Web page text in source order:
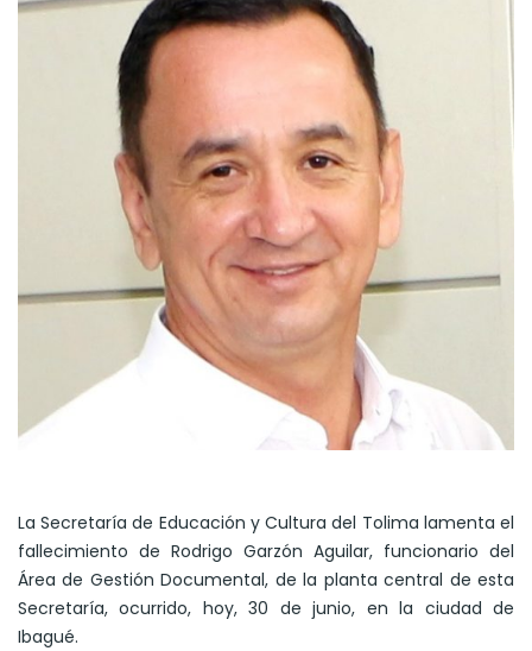
La Secretaría de Educación y Cultura del Tolima lamenta el
fallecimiento de Rodrigo Garzón Aguilar, funcionario del
Área de Gestión Documental, de la planta central de esta
Secretaría, ocurrido, hoy, 30 de junio, en la ciudad de
Ibagué.